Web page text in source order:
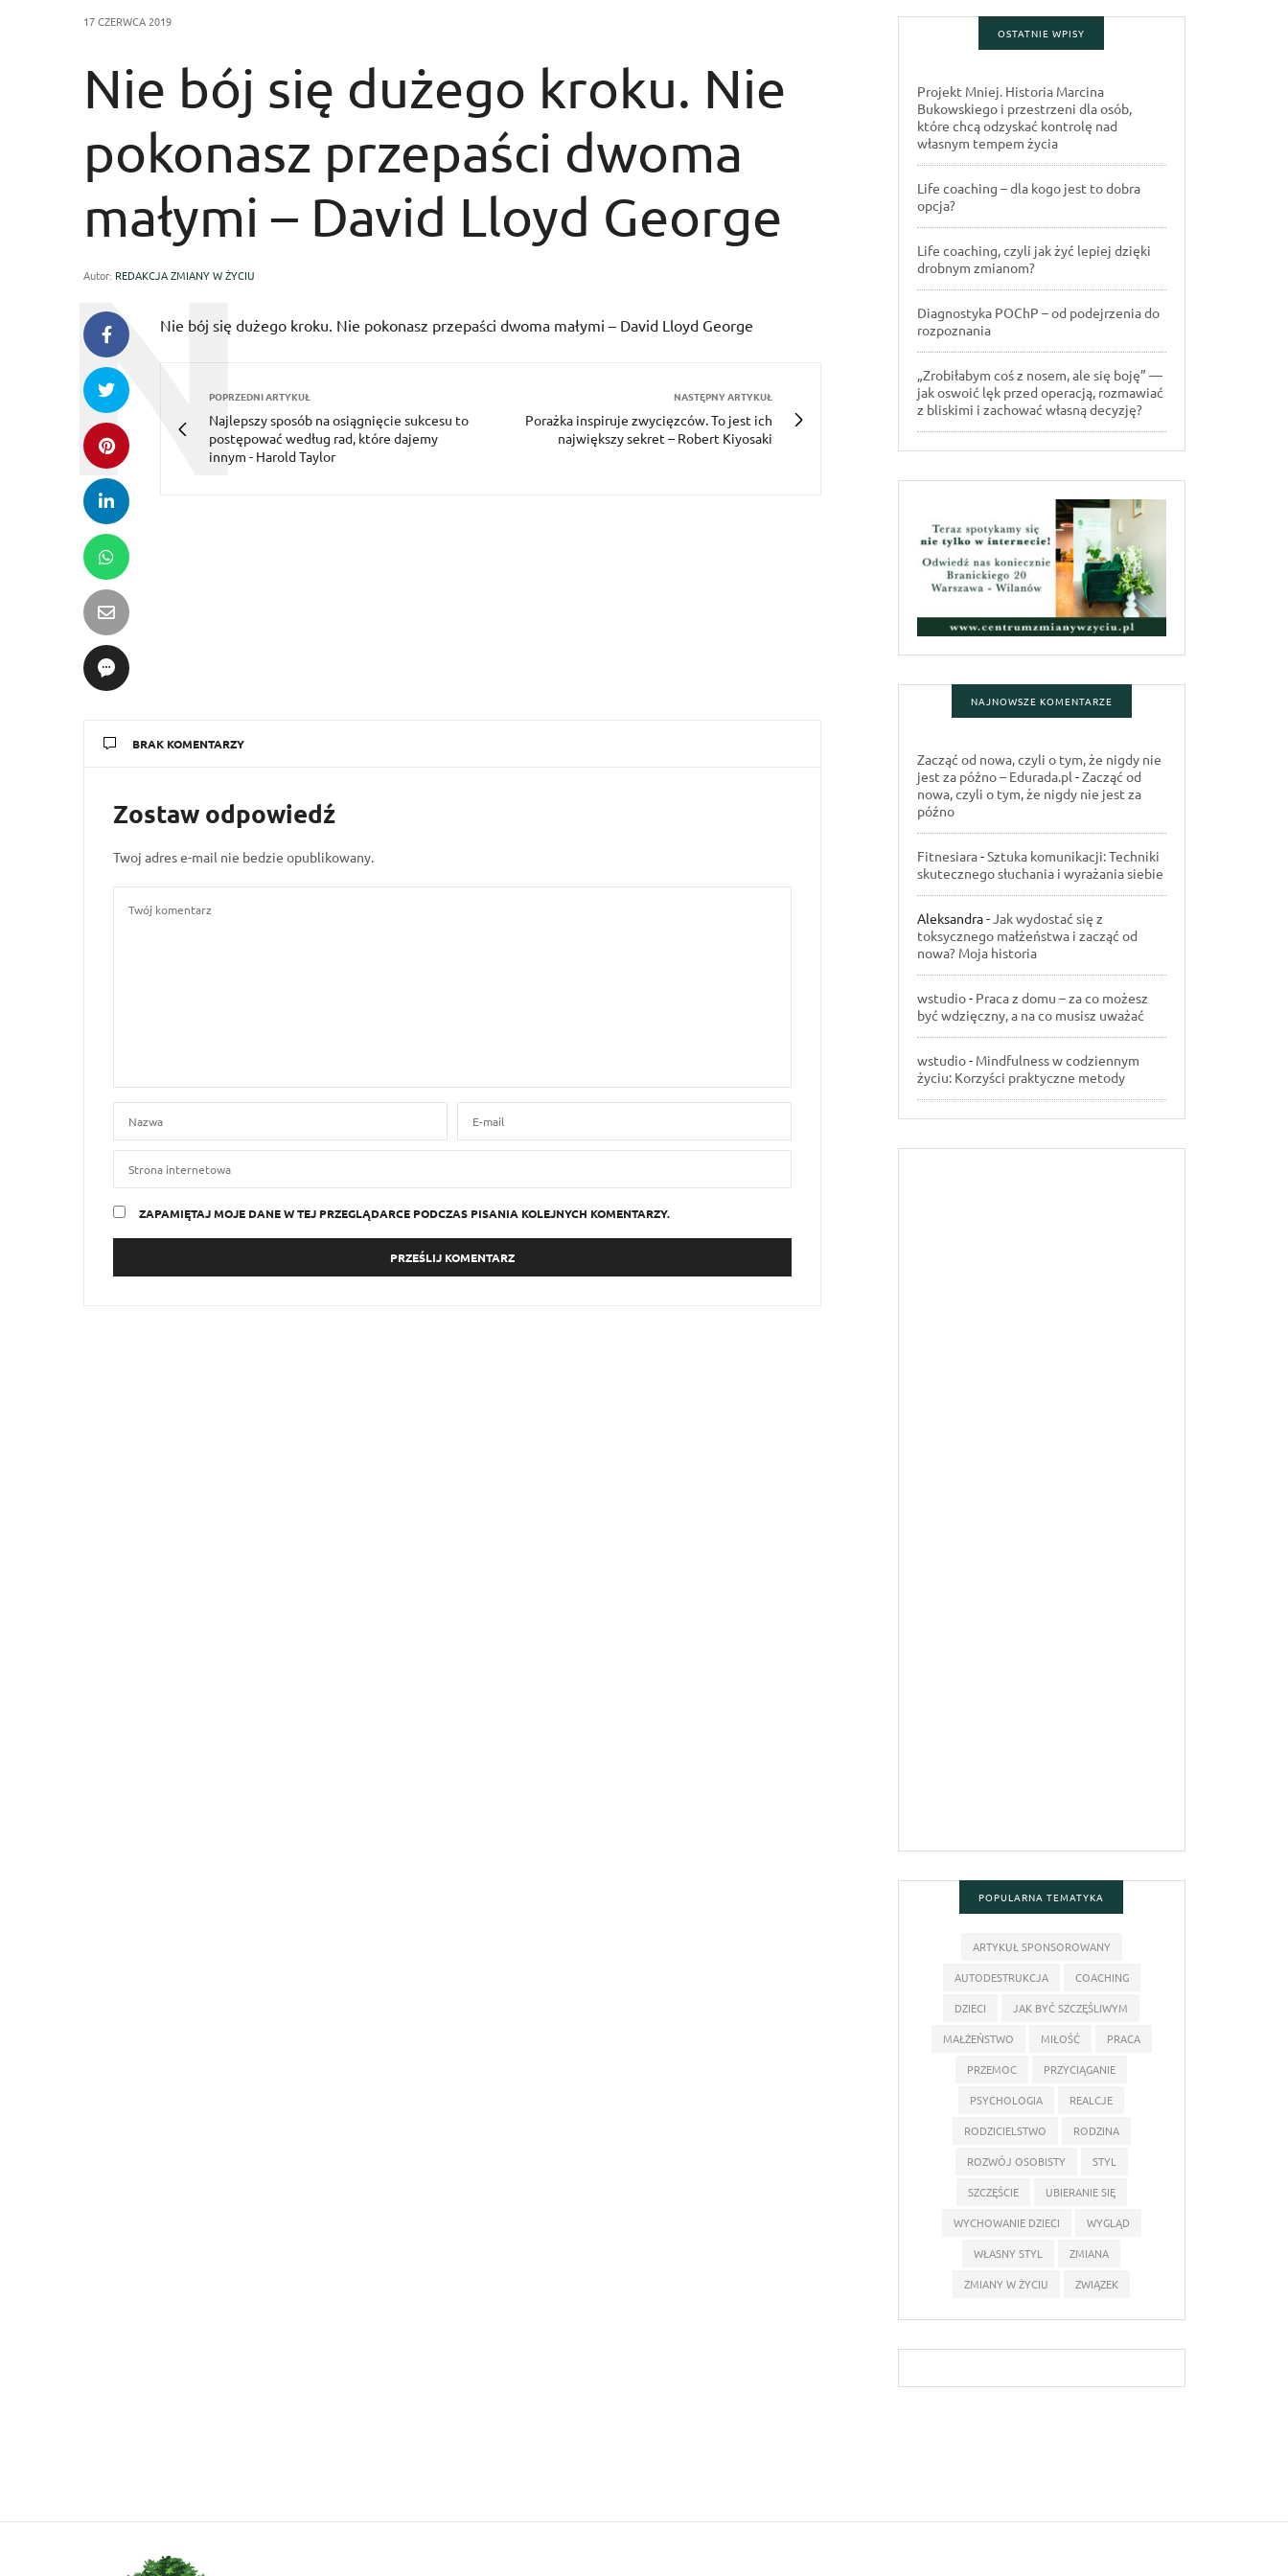
17 CZERWCA 2019
Nie bój się dużego kroku. Nie
pokonasz przepaści dwoma
małymi – David Lloyd George
Autor: REDAKCJA ZMIANY W ŻYCIU
Nie bój się dużego kroku. Nie pokonasz przepaści dwoma małymi – David Lloyd George
POPRZEDNI ARTYKUŁ
Najlepszy sposób na osiągnięcie sukcesu to
postępować według rad, które dajemy
innym - Harold Taylor
NASTĘPNY ARTYKUŁ
Porażka inspiruje zwycięzców. To jest ich
największy sekret – Robert Kiyosaki
BRAK KOMENTARZY
Zostaw odpowiedź
Twoj adres e-mail nie bedzie opublikowany.
ZAPAMIĘTAJ MOJE DANE W TEJ PRZEGLĄDARCE PODCZAS PISANIA KOLEJNYCH KOMENTARZY.
OSTATNIE WPISY
Projekt Mniej. Historia Marcina
Bukowskiego i przestrzeni dla osób,
które chcą odzyskać kontrolę nad
własnym tempem życia
Life coaching – dla kogo jest to dobra
opcja?
Life coaching, czyli jak żyć lepiej dzięki
drobnym zmianom?
Diagnostyka POChP – od podejrzenia do
rozpoznania
„Zrobiłabym coś z nosem, ale się boję” —
jak oswoić lęk przed operacją, rozmawiać
z bliskimi i zachować własną decyzję?
NAJNOWSZE KOMENTARZE
Zacząć od nowa, czyli o tym, że nigdy nie
jest za późno – Edurada.pl -Zacząć od
nowa, czyli o tym, że nigdy nie jest za
późno
Fitnesiara-Sztuka komunikacji: Techniki
skutecznego słuchania i wyrażania siebie
Aleksandra-Jak wydostać się z
toksycznego małżeństwa i zacząć od
nowa? Moja historia
wstudio- Praca z domu – za co możesz
być wdzięczny, a na co musisz uważać
wstudio- Mindfulness w codziennym
życiu: Korzyści praktyczne metody
POPULARNA TEMATYKA
ARTYKUŁ SPONSOROWANY
AUTODESTRUKCJA
COACHING
DZIECI
JAK BYĆ SZCZĘŚLIWYM
MAŁŻEŃSTWO
MIŁOŚĆ
PRACA
PRZEMOC
PRZYCIĄGANIE
PSYCHOLOGIA
REALCJE
RODZICIELSTWO
RODZINA
ROZWÓJ OSOBISTY
STYL
SZCZĘŚCIE
UBIERANIE SIĘ
WYCHOWANIE DZIECI
WYGLĄD
WŁASNY STYL
ZMIANA
ZMIANY W ŻYCIU
ZWIĄZEK